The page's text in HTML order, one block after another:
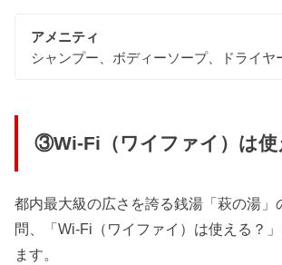
アメニティ
シャンプー、ボディーソープ、ドライヤ
③Wi-Fi（ワイファイ）は使
都内最大級の広さを誇る銭湯「萩の湯」
問、「Wi-Fi（ワイファイ）は使える？
ます。